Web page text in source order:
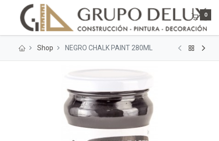
0
Shop NEGRO CHALK PAINT 280ML